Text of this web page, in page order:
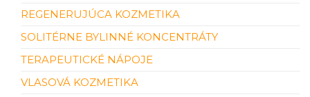
REGENERUJÚCA KOZMETIKA
SOLITÉRNE BYLINNÉ KONCENTRÁTY
TERAPEUTICKÉ NÁPOJE
VLASOVÁ KOZMETIKA